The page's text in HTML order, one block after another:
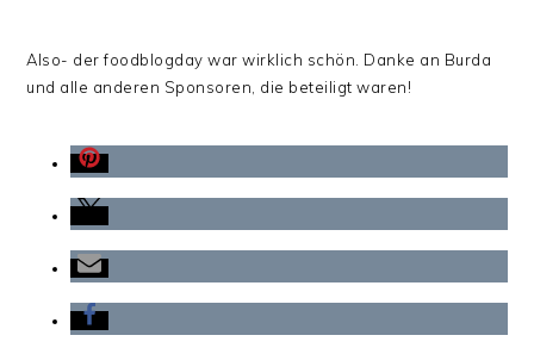
Also- der foodblogday war wirklich schön. Danke an Burda
und alle anderen Sponsoren, die beteiligt waren!